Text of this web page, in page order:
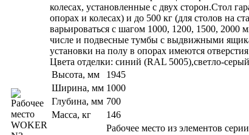
колесах, установленные с двух сторон.Стол
опорах и колесах) и до 500 кг (для столов на
варьироваться с шагом 1000, 1200, 1500,
числе и подвесные тумбы с выдвижными
установки на полу в опорах имеются
Цвета отделки: синий (RAL 5005),светло-
Высота, мм
1945
Ширина, мм 1000
Глубина, мм 700
Масса, кг
146
Рабочее место из элементов